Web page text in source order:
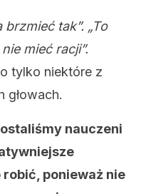
tak”. „To
mieć racji”.
tylko niektóre z
głowach.
nauczeni
ponieważ nie